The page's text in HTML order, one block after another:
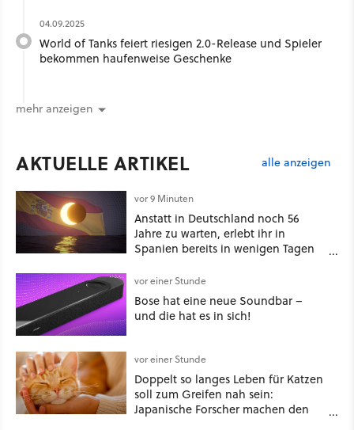
04.09.2025
World of Tanks feiert riesigen 2.0-Release und Spieler
bekommen haufenweise Geschenke
mehr anzeigen
AKTUELLE ARTIKEL alle anzeigen
vor 9 Minuten
Anstatt in Deutschland noch 56
Jahre zu warten, erlebt ihr in
Spanien bereits in wenigen Tagen
vor einer Stunde
Bose hat eine neue Soundbar –
und die hat es in sich!
vor einer Stunde
Doppelt so langes Leben für Katzen
soll zum Greifen nah sein:
Japanische Forscher machen den